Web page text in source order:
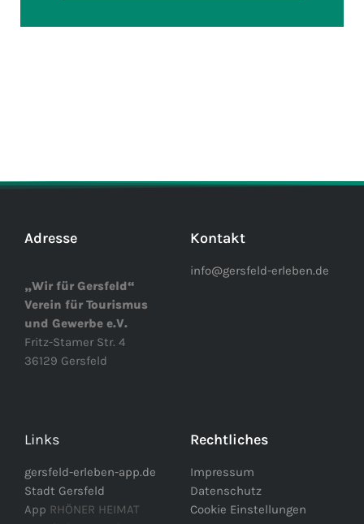
Adresse
„Wir für Gersfeld“
Verein für Tourismus
und Gewerbe e.V.
Fritz-Stamer Str. 4
36129 Gersfeld
Kontakt
info@gersfeld-erleben.de
Links
gersfeld-erleben-app.de
Stadt Gersfeld
App RHÖNER HEIMAT
Rechtliches
Impressum
Datenschutz
Cookie Einstellungen